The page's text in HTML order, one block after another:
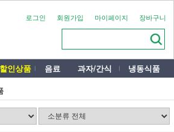
로그인 회원가입 마이페이지 장바구니
할인상품 음료 과자/간식 냉동식품